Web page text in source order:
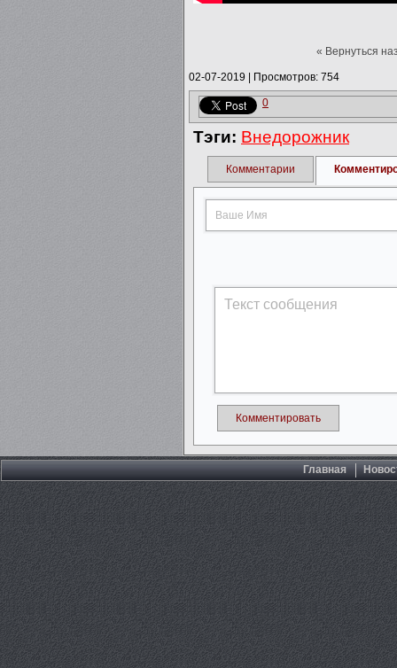
« Вернуться
02-07-2019 Просмотров: 754
0
Тэги: Внедорожник
Комментарии
Комментировать
Главная